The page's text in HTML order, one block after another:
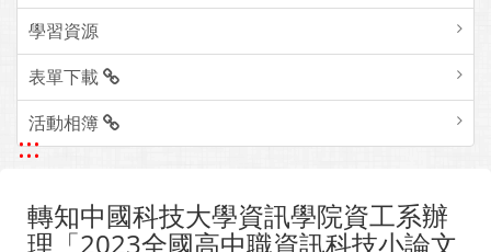
學習資源
表單下載
活動相簿
:::
轉知中國科技大學資訊學院資工系辦
理「2023全國高中職資訊科技小論文